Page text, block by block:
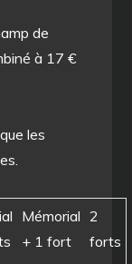
de
à 17 €
les
Mémorial
+ 1 fort
2
forts